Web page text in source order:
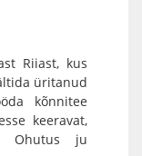
Riiast, kus
üritanud
kõnnitee
keeravat,
Ohutus ju